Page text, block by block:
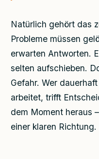
Natürlich gehört das
Probleme müssen
erwarten Antworten.
selten aufschieben.
Gefahr. Wer
arbeitet, trifft
dem Moment heraus
einer klaren Richtung.